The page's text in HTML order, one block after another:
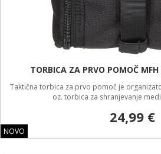
NOVO
TORBICA ZA PRVO POMOČ
Taktična torbica za prvo pomoč je
oz. torbica za shranjevanje
24,99 €